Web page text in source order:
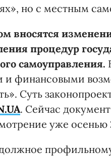
но с местным
вносятся
процедур
самоуправления.
финансовыми
Суть
. Сейчас
уже осенью